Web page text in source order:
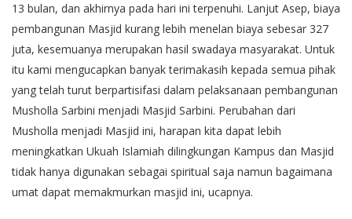
13 bulan, dan akhirnya pada hari ini terpenuhi. Lanjut Asep, biaya
pembangunan Masjid kurang lebih menelan biaya sebesar 327
juta, kesemuanya merupakan hasil swadaya masyarakat. Untuk
itu kami mengucapkan banyak terimakasih kepada semua pihak
yang telah turut berpartisifasi dalam pelaksanaan pembangunan
Musholla Sarbini menjadi Masjid Sarbini. Perubahan dari
Musholla menjadi Masjid ini, harapan kita dapat lebih
meningkatkan Ukuah Islamiah dilingkungan Kampus dan Masjid
tidak hanya digunakan sebagai spiritual saja namun bagaimana
umat dapat memakmurkan masjid ini, ucapnya.